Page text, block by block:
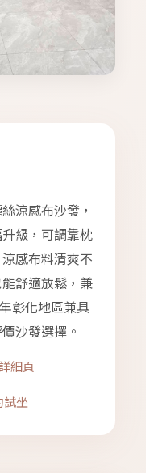
涼感布沙發，
級，可調靠枕
感布料清爽不
舒適放鬆，兼
彰化地區兼具
沙發選擇。
細頁
坐